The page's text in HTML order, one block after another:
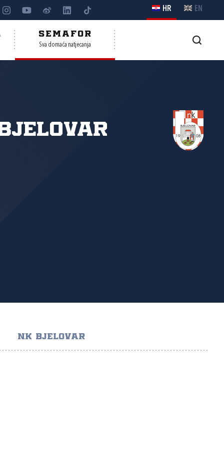
HR EN
SEMAFOR
Sva domaća natjecanja
Bjelovar
NK BJELOVAR